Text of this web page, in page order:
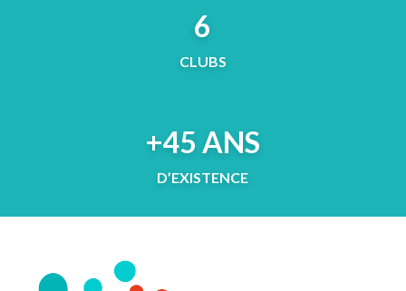
6
CLUBS
+45 ANS
D’EXISTENCE